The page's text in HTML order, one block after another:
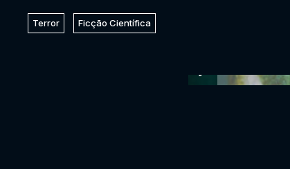
Terror Ficção Científica